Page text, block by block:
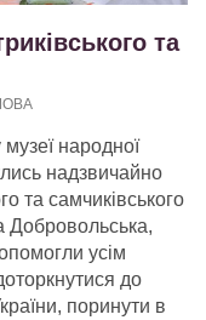
та
народної
надзвичайно
та самчиківського
Добровольська,
усім
до
поринути в